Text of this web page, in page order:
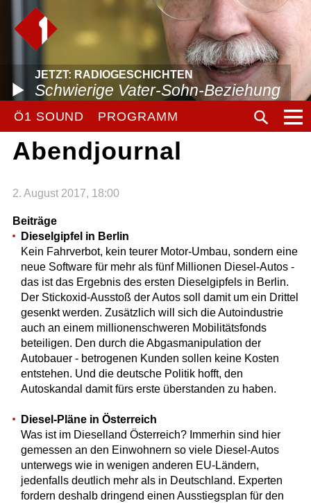
JETZT: RADIOGESCHICHTEN
Schwierige Vater-Sohn-Beziehung
Ö1 SOUND PROGRAMM
Abendjournal
2. August 2017, 18:00
Beiträge
Dieselgipfel in Berlin
Kein Fahrverbot, kein teurer Motor-Umbau, sondern eine
neue Software für mehr als fünf Millionen Diesel-Autos -
das ist das Ergebnis des ersten Dieselgipfels in Berlin.
Der Stickoxid-Ausstoß der Autos soll damit um ein Drittel
gesenkt werden. Zusätzlich will sich die Autoindustrie
auch an einem millionenschweren Mobilitätsfonds
beteiligen. Den durch die Abgasmanipulation der
Autobauer - betrogenen Kunden sollen keine Kosten
entstehen. Und die deutsche Politik hofft, den
Autoskandal damit fürs erste überstanden zu haben.
Diesel-Pläne in Österreich
Was ist im Dieselland Österreich? Immerhin sind hier
gemessen an den Einwohnern so viele Diesel-Autos
unterwegs wie in wenigen anderen EU-Ländern,
jedenfalls deutlich mehr als in Deutschland. Experten
fordern deshalb dringend einen Ausstiegsplan für den